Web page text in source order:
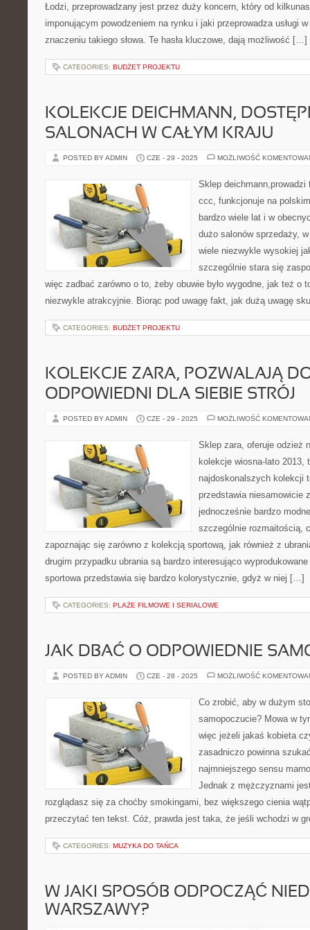
Łodzi, przeprowadzany jest przez duży koncern, który od
imponującym powodzeniem na rynku i jaki przeprowadza usługi
znaczeniu takiego słowa. Te hasła kluczowe, dają możliwość […]
CATEGORIES: BUDŻET PROJEKTU
KOLEKCJE DEICHMANN,
SALONACH W CAŁYM KRAJU
POSTED BY ADMIN CZE - 29 - 2025 MOŻLIWOŚĆ
Sklep
ccc, funkcjonuje na
bardzo wiele lat i w
dużo salonów sprzedaży,
wiele niezwykle wysokiej
szczególnie stara się
więc zadbać zarówno o to, żeby obuwie było wygodne, jak też o
niezwykle atrakcyjnie. Biorąc pod uwagę fakt, jak dużą uwagę
CATEGORIES: BUDŻET PROJEKTU
KOLEKCJE ZARA, POZWALAJĄ
ODPOWIEDNI DLA SIEBIE STRÓJ
POSTED BY ADMIN CZE - 29 - 2025 MOŻLIWOŚĆ
Sklep zara, oferuje odzież
kolekcje wiosna-lato 2013,
najdoskonalszych kolekcji
przedstawia niesamowicie
jednocześnie bardzo
szczególnie rozmaitością,
zapoznając się zarówno z kolekcją sportową, jak również z
drugim przypadku ubrania są bardzo interesująco
sportowa przedstawia się bardzo kolorystycznie, gdyż w niej […]
CATEGORIES: PLAŻE FILMOWE I SERIALOWE
JAK DBAĆ O ODPOWIEDNIE
POSTED BY ADMIN CZE - 28 - 2025 MOŻLIWOŚĆ
Co zrobić, aby w dużym
samopoczucie? Mowa w
więc jeżeli jakaś kobieta
zasadniczo powinna
najmniejszego sensu
Jednak z mężczyznami
rozglądasz się za choćby smokingami, bez większego cienia
przeczytać ten tekst. Cóż, prawda jest taka, że jeśli wchodzi w
CATEGORIES: MUZYKA DO TAŃCA
W JAKI SPOSÓB ODPOCZĄĆ
WARSZAWY?